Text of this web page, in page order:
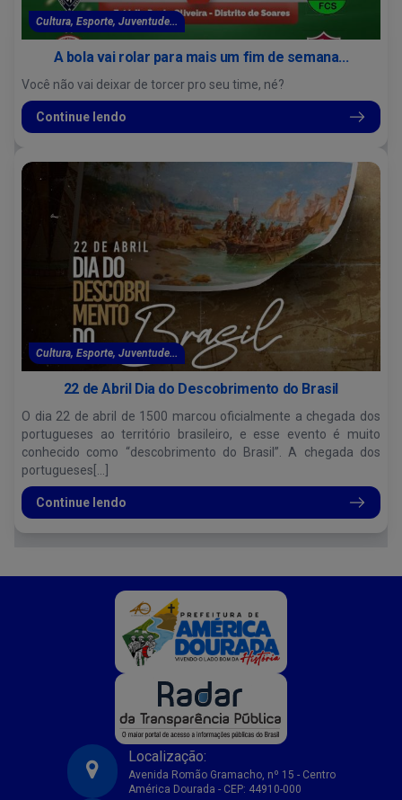
Cultura, Esporte, Juventude...
A bola vai rolar para mais um fim de semana...
Você não vai deixar de torcer pro seu time, né?
Continue lendo
Cultura, Esporte, Juventude...
22 de Abril Dia do Descobrimento do Brasil
O dia 22 de abril de 1500 marcou oficialmente a chegada dos
portugueses ao território brasileiro, e esse evento é muito
conhecido como “descobrimento do Brasil”. A chegada dos
portugueses[...]
Continue lendo
Localização:
Avenida Romão Gramacho, nº 15 - Centro
América Dourada - CEP: 44910-000